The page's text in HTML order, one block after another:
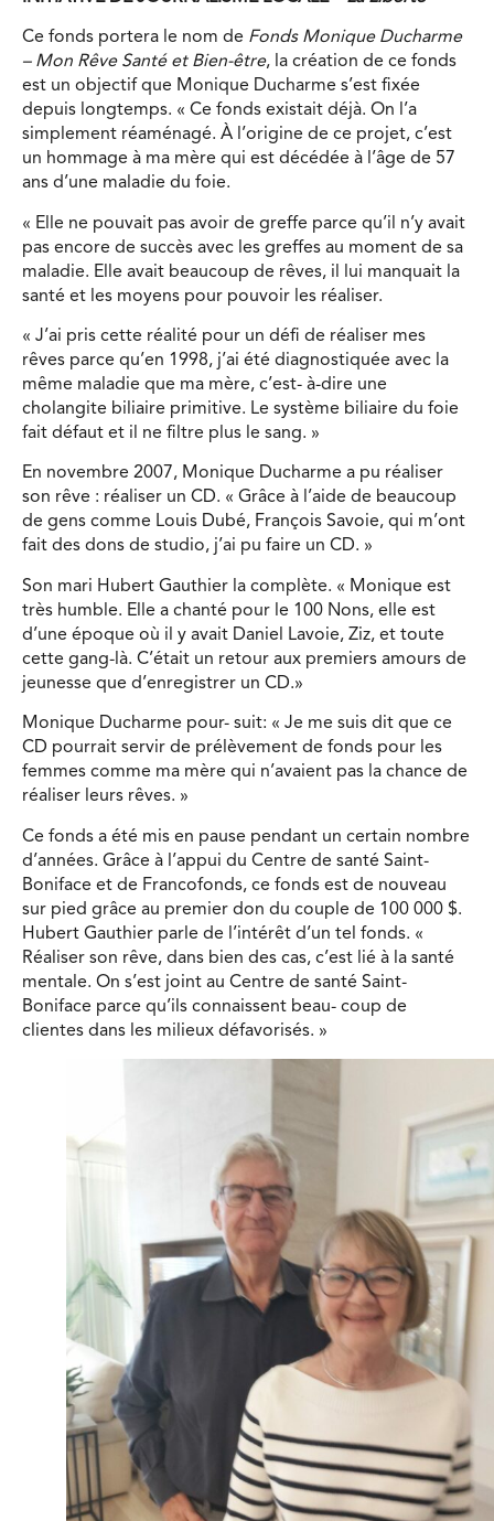
Ce fonds portera le nom de Fonds Monique Ducharme
– Mon Rêve Santé et Bien-être, la création de ce fonds
est un objectif que Monique Ducharme s’est fixée
depuis longtemps. « Ce fonds existait déjà. On l’a
simplement réaménagé. À l’origine de ce projet, c’est
un hommage à ma mère qui est décédée à l’âge de 57
ans d’une maladie du foie.
« Elle ne pouvait pas avoir de greffe parce qu’il n’y avait
pas encore de succès avec les greffes au moment de sa
maladie. Elle avait beaucoup de rêves, il lui manquait la
santé et les moyens pour pouvoir les réaliser.
« J’ai pris cette réalité pour un défi de réaliser mes
rêves parce qu’en 1998, j’ai été diagnostiquée avec la
même maladie que ma mère, c’est- à-dire une
cholangite biliaire primitive. Le système biliaire du foie
fait défaut et il ne filtre plus le sang. »
En novembre 2007, Monique Ducharme a pu réaliser
son rêve : réaliser un CD. « Grâce à l’aide de beaucoup
de gens comme Louis Dubé, François Savoie, qui m’ont
fait des dons de studio, j’ai pu faire un CD. »
Son mari Hubert Gauthier la complète. « Monique est
très humble. Elle a chanté pour le 100 Nons, elle est
d’une époque où il y avait Daniel Lavoie, Ziz, et toute
cette gang-là. C’était un retour aux premiers amours de
jeunesse que d’enregistrer un CD.»
Monique Ducharme pour- suit: « Je me suis dit que ce
CD pourrait servir de prélèvement de fonds pour les
femmes comme ma mère qui n’avaient pas la chance de
réaliser leurs rêves. »
Ce fonds a été mis en pause pendant un certain nombre
d’années. Grâce à l’appui du Centre de santé Saint-
Boniface et de Francofonds, ce fonds est de nouveau
sur pied grâce au premier don du couple de 100 000 $.
Hubert Gauthier parle de l’intérêt d’un tel fonds. «
Réaliser son rêve, dans bien des cas, c’est lié à la santé
mentale. On s’est joint au Centre de santé Saint-
Boniface parce qu’ils connaissent beau- coup de
clientes dans les milieux défavorisés. »